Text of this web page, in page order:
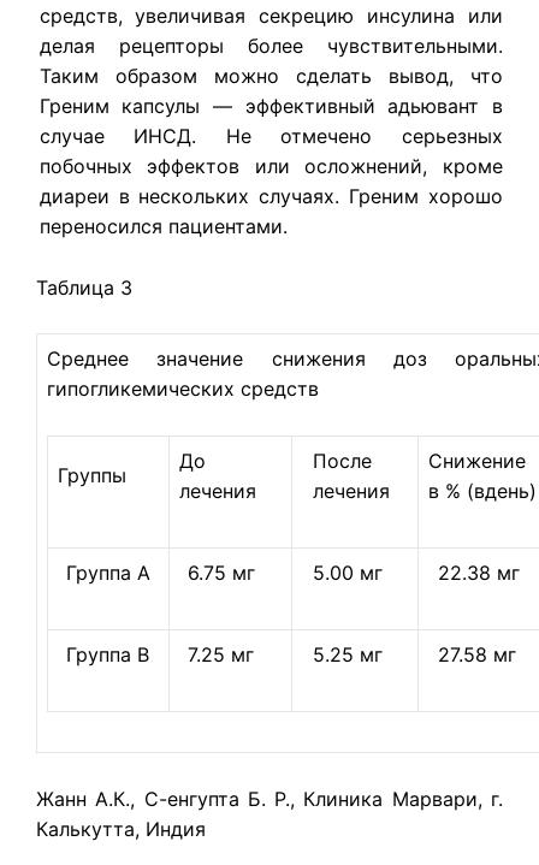
средств, увеличивая секрецию инсулина или
делая рецепторы более чувствитель­ными.
Таким образом можно сделать вывод, что
Греним капсулы — эф­фективный адьювант в
случае ИНСД. Не отмечено серьезных
побочных эффектов или осложнений, кроме
диареи в нескольких случаях. Греним хорошо
переносился пациентами.
Таблица 3
Среднее значение снижения доз
гипогликемических средств
Группы
До
лечения
После
лечения
Снижение
в % (вдень)
Группа А 6.75 мг 5.00 мг 22.38 мг
Группа В 7.25 мг 5.25 мг 27.58 мг
Жанн А.К., С-енгупта Б. Р., Клиника Марвари, г.
Калькутта, Индия